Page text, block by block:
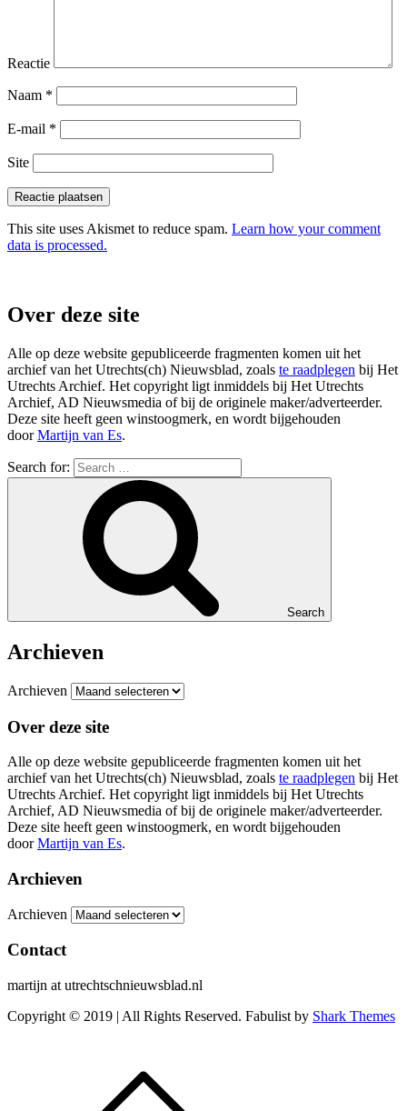
Reactie
Naam *
E-mail *
Site
This site uses Akismet to reduce spam. Learn how your comment
data is processed.
Over deze site
Alle op deze website gepubliceerde fragmenten komen uit het
archief van het Utrechts(ch) Nieuwsblad, zoals te raadplegen bij Het
Utrechts Archief. Het copyright ligt inmiddels bij Het Utrechts
Archief, AD Nieuwsmedia of bij de originele maker/adverteerder.
Deze site heeft geen winstoogmerk, en wordt bijgehouden
doorMartijn van Es.
Search for:
Search
Archieven
Archieven
Over deze site
Alle op deze website gepubliceerde fragmenten komen uit het
archief van het Utrechts(ch) Nieuwsblad, zoals te raadplegen bij Het
Utrechts Archief. Het copyright ligt inmiddels bij Het Utrechts
Archief, AD Nieuwsmedia of bij de originele maker/adverteerder.
Deze site heeft geen winstoogmerk, en wordt bijgehouden
doorMartijn van Es.
Archieven
Archieven
Contact
martijn at utrechtschnieuwsblad.nl
Copyright © 2019 | All Rights Reserved. Fabulist by Shark Themes